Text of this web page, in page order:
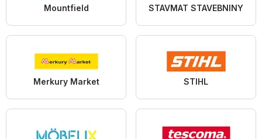
Mountfield STAVMAT STAVEBNINY
Merkury Market STIHL